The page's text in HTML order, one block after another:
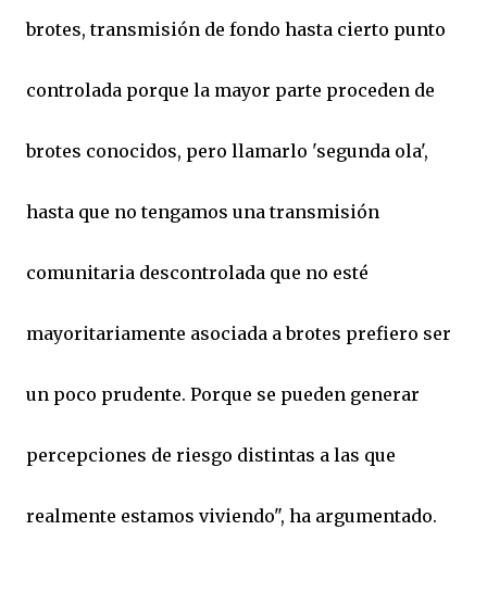
brotes, transmisión de fondo hasta cierto punto
controlada porque la mayor parte proceden de
brotes conocidos, pero llamarlo 'segunda ola',
hasta que no tengamos una transmisión
comunitaria descontrolada que no esté
mayoritariamente asociada a brotes prefiero ser
un poco prudente. Porque se pueden generar
percepciones de riesgo distintas a las que
realmente estamos viviendo", ha argumentado.